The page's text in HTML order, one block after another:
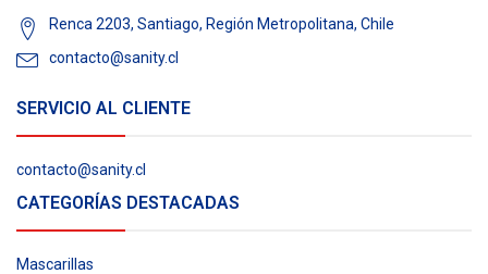
Renca 2203, Santiago, Región Metropolitana, Chile
contacto@sanity.cl
SERVICIO AL CLIENTE
contacto@sanity.cl
CATEGORÍAS DESTACADAS
Mascarillas